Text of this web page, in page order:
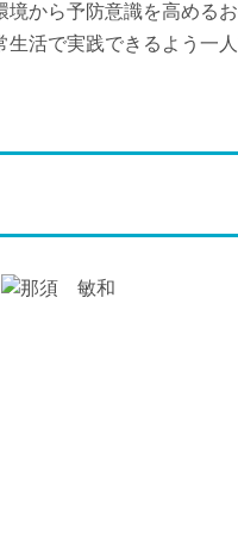
から予防意識を高める
活で実践できるよう一